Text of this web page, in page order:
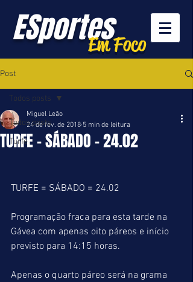
ESportesEm Foco
Post
Todos posts
Turfe
Todos posts
TURFE - SÁBADO - 24.02
Miguel Leão
24 de fev. de 2018 5 min de leitura
TURFE = SÁBADO = 24.02
Programação fraca para esta tarde na
Gávea com apenas oito páreos e início
previsto para 14:15 horas.
Apenas o quarto páreo será na grama